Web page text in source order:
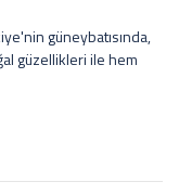
güneybatısında,
güzellikleri ile hem